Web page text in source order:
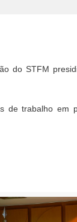
do STFM
de trabalho